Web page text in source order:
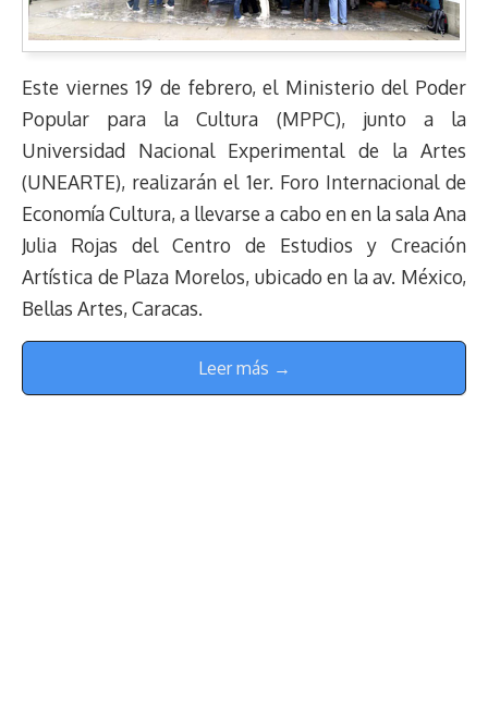
Este viernes 19 de febrero, el Ministerio del Poder
Popular para la Cultura (MPPC), junto a la
Universidad Nacional Experimental de la Artes
(UNEARTE), realizarán el 1er. Foro Internacional de
Economía Cultura, a llevarse a cabo en en la sala Ana
Julia Rojas del Centro de Estudios y Creación
Artística de Plaza Morelos, ubicado en la av. México,
Bellas Artes, Caracas.
Leer más →